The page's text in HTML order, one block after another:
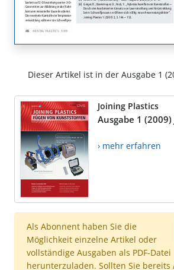
Dieser Artikel ist in der Ausgabe 1
Joining Plastics
Ausgabe 1 (2009)
› mehr erfahren
Als Abonnent haben Sie die
Möglichkeit einzelne Artikel oder
vollständige Ausgaben als PDF-Datei
herunterzuladen. Sollten Sie bereits